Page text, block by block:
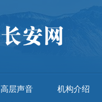
高层声音 机构介绍